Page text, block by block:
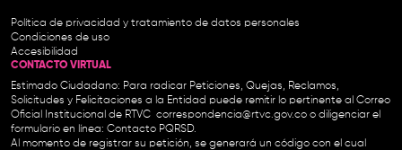
Política de privacidad y tratamiento de datos personales
Condiciones de uso
Accesibilidad
CONTACTO VIRTUAL
Estimado Ciudadano: Para radicar Peticiones, Quejas, Reclamos,
Solicitudes y Felicitaciones a la Entidad puede remitir lo pertinente al Correo
Oficial Institucional de RTVC correspondencia@rtvc.gov.co o diligenciar el
formulario en línea: Contacto PQRSD.
Al momento de registrar su petición, se generará un código con el cual